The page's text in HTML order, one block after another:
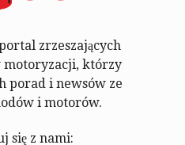
zrzeszających
motoryzacji, którzy
porad i newsów ze
i motorów.
się z nami: